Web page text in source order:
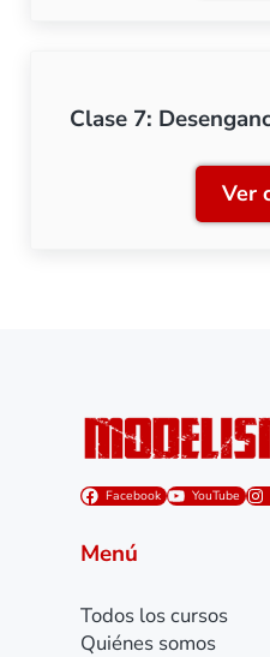
Clase 7:
Ver
Facebook YouTube
Menú
Todos los cursos
Quiénes somos